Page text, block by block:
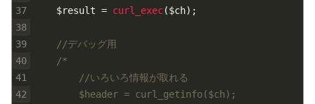
37
38
39
40
41
42
$result = curl_exec($ch) ;
//デバッグ用
/*
		//いろいろ情報が取れる
		$header = curl_getinfo($ch);